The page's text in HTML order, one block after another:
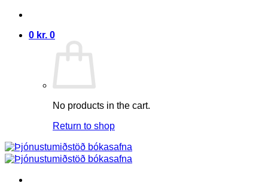
Skip
content
0 kr. 0
No products in the cart.
Return to shop